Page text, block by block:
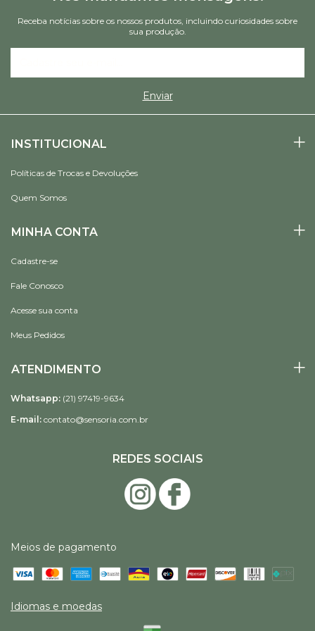
Receba notícias sobre os nossos produtos, incluindo curiosidades sobre
sua produção.
INSTITUCIONAL
Políticas de Trocas e Devoluções
Quem Somos
MINHA CONTA
Cadastre-se
Fale Conosco
Acesse sua conta
Meus Pedidos
ATENDIMENTO
Whatsapp: (21) 97419-9634
E-mail: contato@sensoria.com.br
REDES SOCIAIS
Meios de pagamento
Idiomas e moedas